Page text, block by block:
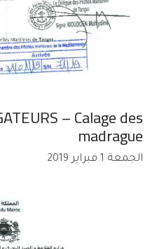
– Calage des
madrague
الجمعة 1 فبراير 2019